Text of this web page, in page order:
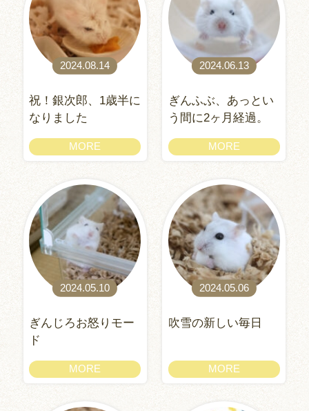
2024.08.14
祝！銀次郎、1歳半に
なりました
MORE
2024.06.13
ぎんふぶ、あっとい
う間に2ヶ月経過。
MORE
2024.05.10
ぎんじろお怒りモー
ド
MORE
2024.05.06
吹雪の新しい毎日
MORE